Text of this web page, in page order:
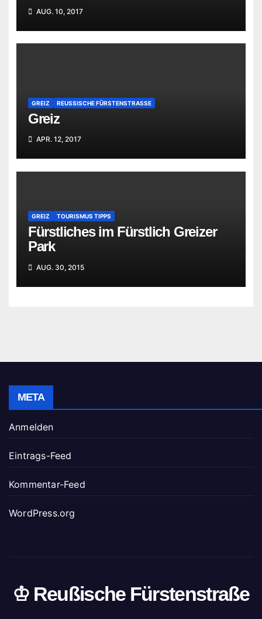
AUG. 10, 2017
GREIZ REUSSISCHE FÜRSTENSTRASSE
Greiz
APR. 12, 2017
GREIZ TOURISMUS TIPPS
Fürstliches im Fürstlich Greizer
Park
AUG. 30, 2015
META
Anmelden
Eintrags-Feed
Kommentar-Feed
WordPress.org
♔ Reußische Fürstenstraße